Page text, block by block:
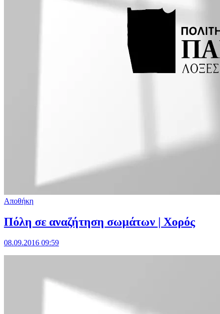
Αποθήκη
Πόλη σε αναζήτηση σωμάτων | Χορός
08.09.2016 09:59